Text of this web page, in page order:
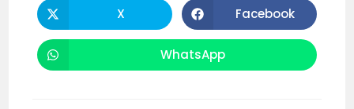
CONTENT
Opens
in
a
X Opens
in
a
Facebook
Opens
in
WhatsApp